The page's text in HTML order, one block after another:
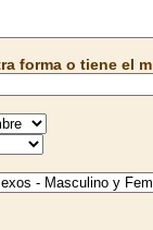
forma o tiene el